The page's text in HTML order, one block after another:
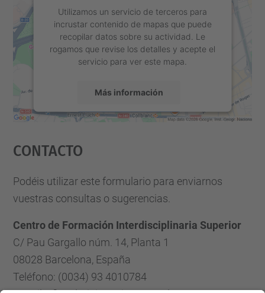
Utilizamos un servicio de terceros para
incrustar contenido de mapas que puede
recopilar datos sobre su actividad. Le
rogamos que revise los detalles y acepte el
servicio para ver este mapa.
Más información
powered by
Contacto
Podéis utilizar este formulario para enviarnos
vuestras consultas o sugerencias.
Centro de Formación Interdisciplinaria Superior
C/ Pau Gargallo núm. 14, Planta 1
08028 Barcelona, España
Teléfono: (0034) 93 4010784